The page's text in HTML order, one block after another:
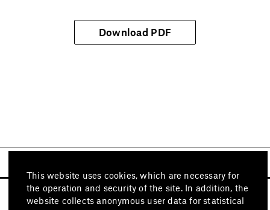
Download PDF
This website uses cookies, which are necessary for
the operation and security of the site. In addition, the
website collects anonymous user data for statistical